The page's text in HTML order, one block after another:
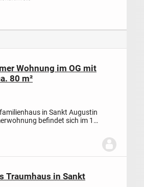
Wohnung im OG mit
80 m²
in Sankt Augustin
befindet sich im 1.
das...
Traumhaus in Sankt